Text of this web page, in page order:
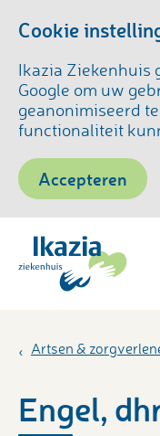
Cookie
Ikazia Ziekenhuis
Google om uw
geanonimiseerd
functionaliteit
Accepteren
Artsen &
Engel,